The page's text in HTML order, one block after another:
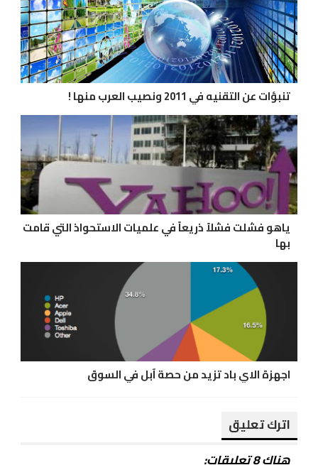
تنبؤات عن التقنيه في 2011 ونصيب العرب منها !
ياهو فشلت فشلاً ذريعاً في علميات الاستحواذ التي قامت
بها
اجهزة الاي باد تزيد من حصة آبل في السوق
اترك تعليق
هناك 8 تعليقات: